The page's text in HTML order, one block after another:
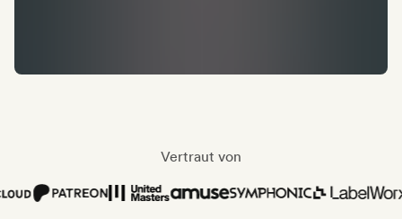
Vertraut von